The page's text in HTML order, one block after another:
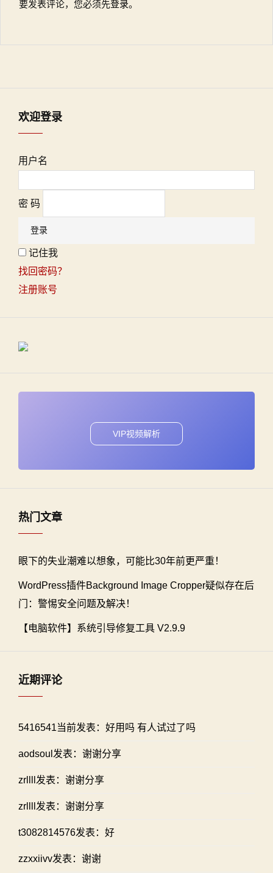
要发表评论，您必须先登录。
欢迎登录
用户名
密 码
记住我
找回密码？
注册账号
VIP视频解析
热门文章
眼下的失业潮难以想象，可能比30年前更严重！
WordPress插件Background Image Cropper疑似存在后
门：警惕安全问题及解决！
【电脑软件】系统引导修复工具 V2.9.9
近期评论
5416541当前发表：好用吗 有人试过了吗
aodsoul发表：谢谢分享
zrllll发表：谢谢分享
zrllll发表：谢谢分享
t3082814576发表：好
zzxxiivv发表：谢谢